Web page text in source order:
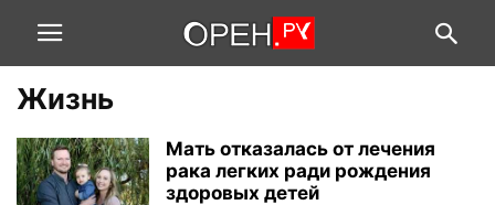
Жизнь
Мать отказалась от лечения
рака легких ради рождения
здоровых детей